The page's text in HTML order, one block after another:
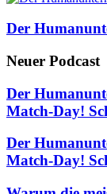
Der
Neuer Podcast
Der
Match-Day!
Der
Match-Day!